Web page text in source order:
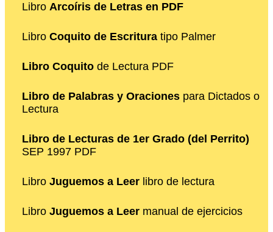
Libro Arcoíris de Letras en PDF
Libro Coquito de Escritura tipo Palmer
Libro Coquito de Lectura PDF
Libro de Palabras y Oraciones para Dictados o
Lectura
Libro de Lecturas de 1er Grado (del Perrito)
SEP 1997 PDF
Libro Juguemos a Leer libro de lectura
Libro Juguemos a Leer manual de ejercicios